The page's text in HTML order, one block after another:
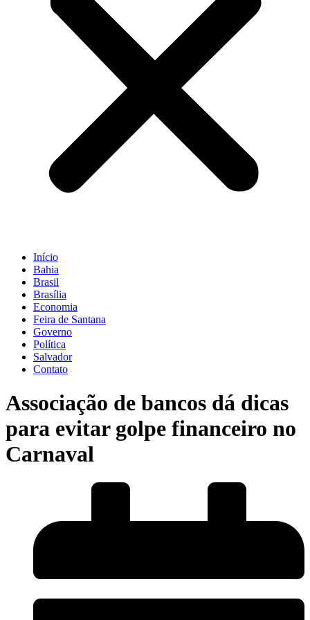
Início
Bahia
Brasil
Brasília
Economia
Feira de Santana
Governo
Política
Salvador
Contato
Associação de bancos dá dicas
para evitar golpe financeiro no
Carnaval